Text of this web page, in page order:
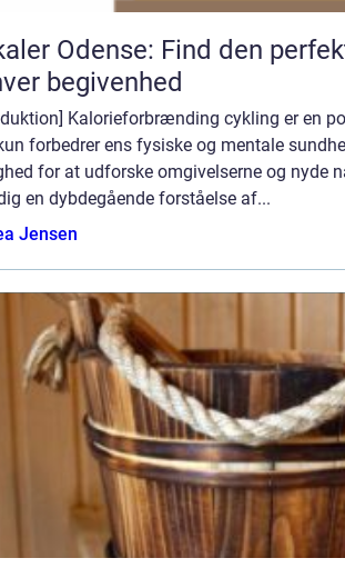
Odense: Find den
begivenhed
Kalorieforbrænding cykling er en
forbedrer ens fysiske og mentale
for at udforske omgivelserne og nyde
en dybdegående forståelse af...
Jensen